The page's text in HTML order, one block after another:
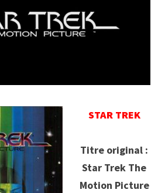
STAR TREK
Titre original :
Star Trek The
Motion Picture